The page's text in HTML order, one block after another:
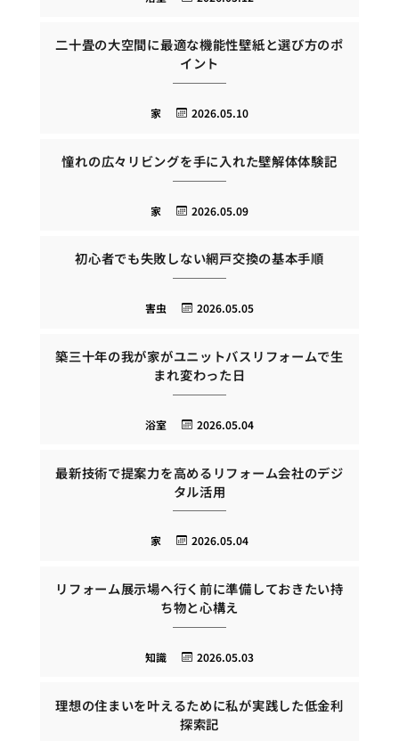
二十畳の大空間に最適な機能性壁紙と選び方のポ
イント
2026.05.10
家
憧れの広々リビングを手に入れた壁解体体験記
2026.05.09
家
初心者でも失敗しない網戸交換の基本手順
2026.05.05
害虫
築三十年の我が家がユニットバスリフォームで生
まれ変わった日
2026.05.04
浴室
最新技術で提案力を高めるリフォーム会社のデジ
タル活用
2026.05.04
家
リフォーム展示場へ行く前に準備しておきたい持
ち物と心構え
2026.05.03
知識
理想の住まいを叶えるために私が実践した低金利
探索記